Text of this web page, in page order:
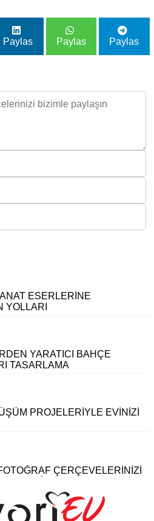
Paylas Paylas Paylas
ESERLERINE
YOLLARI
YARATICI BAHÇE
TASARLAMA
PROJELERIYLE EVINIZI
ÇERÇEVELERINIZI